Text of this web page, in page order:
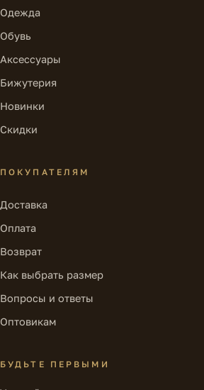
Одежда
Обувь
Аксессуары
Бижутерия
Новинки
Скидки
ПОКУПАТЕЛЯМ
Доставка
Оплата
Возврат
Как выбрать размер
Вопросы и ответы
Оптовикам
БУДЬТЕ ПЕРВЫМИ